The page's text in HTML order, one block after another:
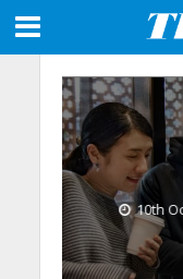
10th